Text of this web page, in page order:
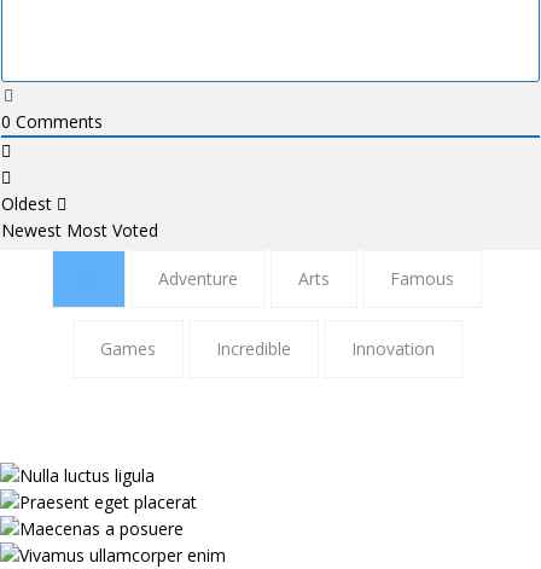
0 Comments
Oldest
Newest Most Voted
Adventure Arts Famous
Games Incredible Innovation